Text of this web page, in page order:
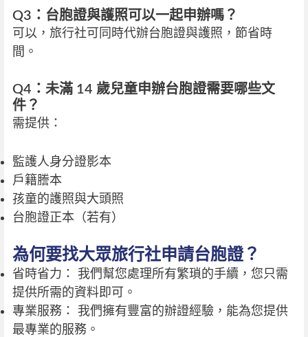
Q3：台胞證與護照可以一起申辦嗎？
可以，旅行社可同時代辦台胞證與護照，節省時
間。
Q4：未滿 14 歲兒童申辦台胞證需要哪些文
件？
需提供：
監護人身分證影本
戶籍謄本
孩童的護照與大頭照
台胞證正本（若有）
為何要找大眾旅行社申請台胞證？
省時省力： 我們幫您處理所有繁瑣的手續，您只需
提供所需的資料即可。
專業服務： 我們擁有豐富的辦證經驗，能為您提供
最專業的服務。